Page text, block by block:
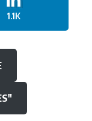
1.1K